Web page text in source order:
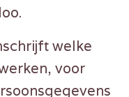
welke
voor